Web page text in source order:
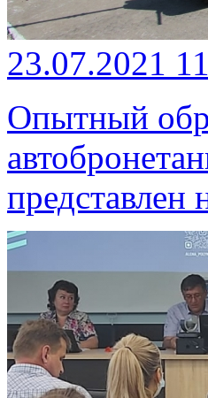
23.07.2021
Опытный
представлен